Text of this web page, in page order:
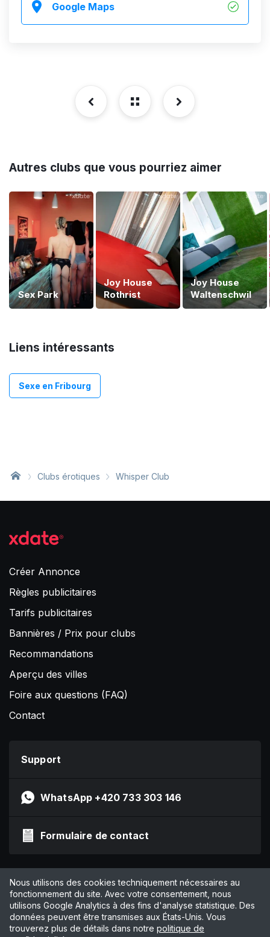
Google Maps
Autres clubs que vous pourriez aimer
Sex Park
Joy House
Rothrist
Joy House
Waltenschwil
Liens intéressants
Sexe en Fribourg
Clubs érotiques Whisper Club
Créer Annonce
Règles publicitaires
Tarifs publicitaires
Bannières / Prix pour clubs
Recommandations
Aperçu des villes
Foire aux questions (FAQ)
Contact
Support
WhatsApp +420 733 303 146
Formulaire de contact
Impressum
Politique de confidentialité
CGV
Gérer les cookies
Nous utilisons des cookies techniquement nécessaires au
fonctionnement du site. Avec votre consentement, nous
utilisons Google Analytics à des fins d'analyse statistique. Des
données peuvent être transmises aux États-Unis. Vous
trouverez plus de détails dans notre politique de